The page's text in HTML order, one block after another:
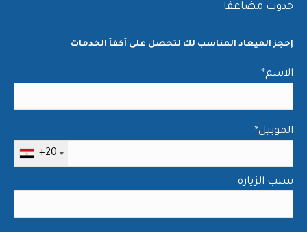
حدوث مضاعفا
إحجز الميعاد المناسب لك لتحصل على أكفأ الخدمات
*الاسم
*الموبيل
+20
سبب الزياره